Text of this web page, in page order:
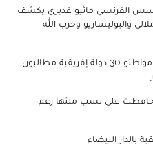
الفرنسي ماثيو غديري يكشف
والبوليساريو وحزب الله
تأشيرة الدخول للولايات المتحدة: مواطنو 30 دولة إفريقية مطالبون
على نسب ملئها رغم
بالدار البيضاء